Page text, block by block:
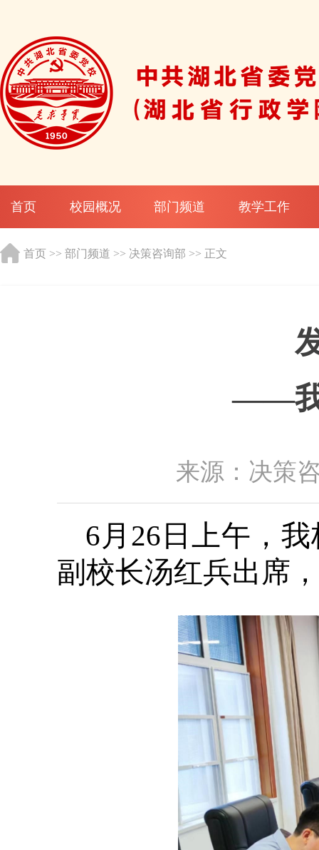
首页 校园概况 部门频道 教学工作
首页 >> 部门频道 >> 决策咨询部 >> 正文
——我
来源：决
6月26日上午，
副校长汤红兵出席